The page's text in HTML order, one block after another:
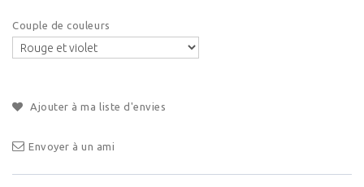
Couple de couleurs
Ajouter à ma liste d'envies
Envoyer à un ami